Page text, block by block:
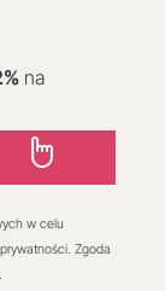
% na
w celu
Zgoda